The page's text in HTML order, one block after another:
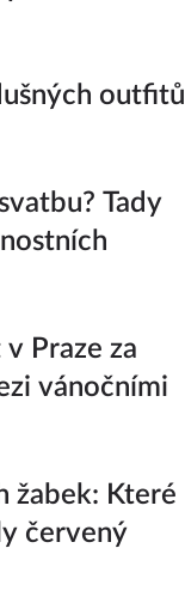
outfitů
Tady
Praze za
vánočními
žabek: Které
červený